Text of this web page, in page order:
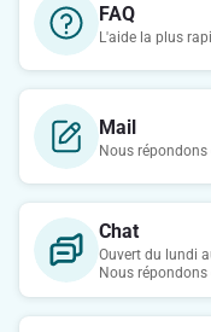
FAQ
L'aide la plus
Mail
Nous
Chat
Ouvert du lundi
Nous